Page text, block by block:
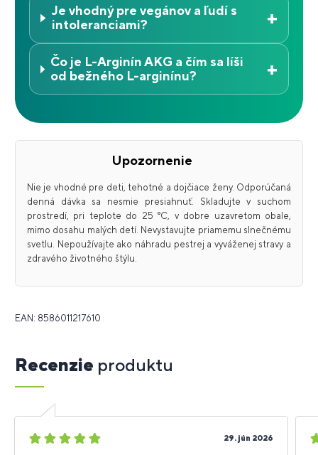
Je vhodný pre vegánov a ľudí s
intoleranciami?
+
Čo je L-Arginín AKG a čím sa líši
od bežného L-arginínu?
+
Upozornenie
Nie je vhodné pre deti, tehotné a dojčiace ženy. Odporúčaná
denná dávka sa nesmie presiahnuť. Skladujte v suchom
prostredí, pri teplote do 25 °C, v dobre uzavretom obale,
mimo dosahu malých detí. Nevystavujte priamemu slnečnému
svetlu. Nepoužívajte ako náhradu pestrej a vyváženej stravy a
zdravého životného štýlu.
EAN: 8586011217610
Recenzie produktu
5
29. jún 2026
5